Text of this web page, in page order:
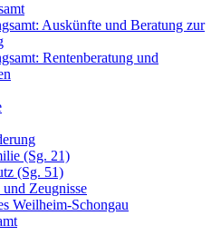
Auskünfte und Beratung zur
Rentenberatung und
(Sg. 21)
(Sg. 51)
Zeugnisse
Weilheim-Schongau